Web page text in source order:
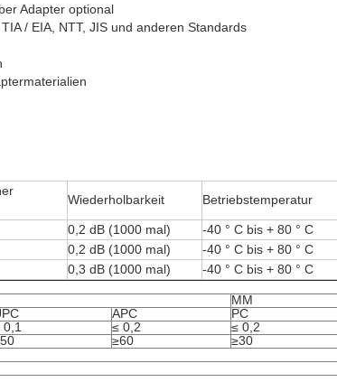
Adapter optional
/ EIA, NTT, JIS und anderen Standards
Wiederholbarkeit Betriebstemperatur
0,2 dB (1000 mal)
-40 ° C bis + 80 ° C
0,2 dB (1000 mal)
-40 ° C bis + 80 ° C
0,3 dB (1000 mal) -40 ° C bis + 80 ° C
MM
APC
PC
0,1 ≤ 0,2
≤ 0,2
≥60
≥30